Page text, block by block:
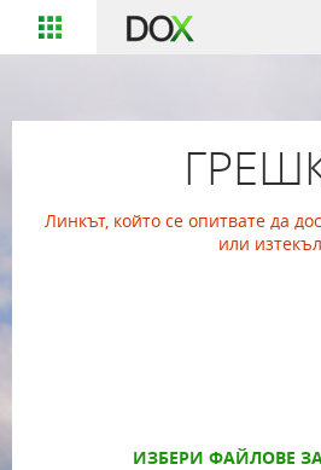
Линкът, който се опитвате да
или изтекъл
ИЗБЕРИ ФАЙЛОВЕ